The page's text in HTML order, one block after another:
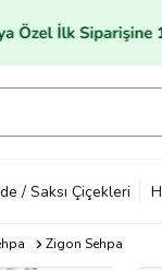
/ Saksı Çiçekleri
Zigon Sehpa